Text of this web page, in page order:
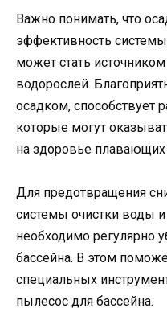
Важно понимать, что
эффективность
может стать
водорослей.
осадком, способствует
которые могут
на здоровье
Для предотвращения
системы очистки воды
необходимо регулярно
бассейна. В этом
специальных
пылесос для бассейна.